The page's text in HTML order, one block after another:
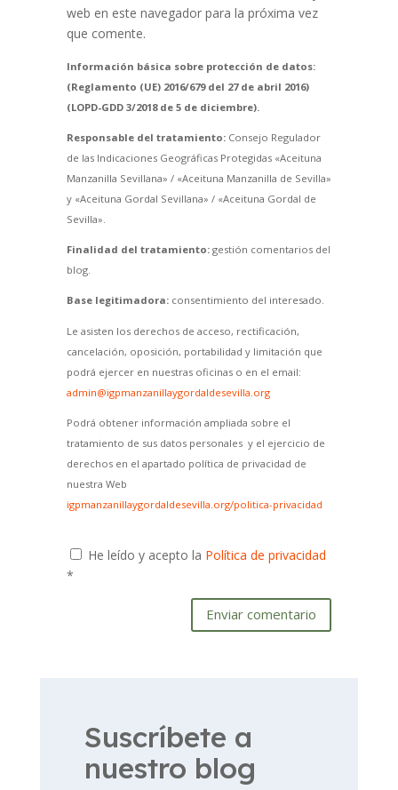
web en este navegador para la próxima vez
que comente.
Información básica sobre protección de datos:
(Reglamento (UE) 2016/679 del 27 de abril 2016)
(LOPD-GDD 3/2018 de 5 de diciembre).
Responsable del tratamiento:Consejo Regulador
de las Indicaciones Geográficas Protegidas «Aceituna
Manzanilla Sevillana» / «Aceituna Manzanilla de Sevilla»
y «Aceituna Gordal Sevillana» / «Aceituna Gordal de
Sevilla».
Finalidad del tratamiento:gestión comentarios del
blog.
Base legitimadora:consentimiento del interesado.
Le asisten los derechos de acceso, rectificación,
cancelación, oposición, portabilidad y limitación que
podrá ejercer en nuestras oficinas o en el email:
admin@igpmanzanillaygordaldesevilla.org
Podrá obtener información ampliada sobre el
tratamiento de sus datos personales y el ejercicio de
derechos en el apartado política de privacidad de
nuestra Web
igpmanzanillaygordaldesevilla.org/politica-privacidad
He leído y acepto la Política de privacidad
*
Enviar comentario
Suscríbete a
nuestro blog